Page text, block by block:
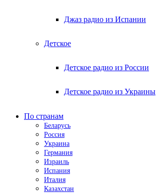
Джаз радио из Испании
Детское
Детское радио из России
Детское радио из Украины
По странам
Беларусь
Россия
Украина
Германия
Израиль
Испания
Италия
Казахстан